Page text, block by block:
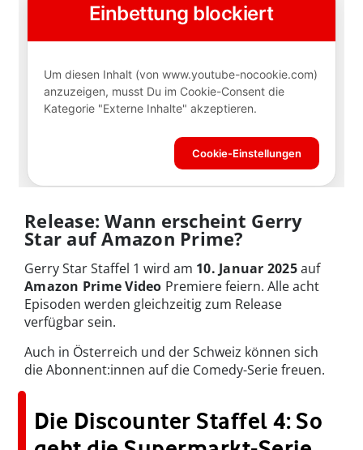
Release: Wann erscheint Gerry
Star auf Amazon Prime?
Gerry Star Staffel 1 wird am 10. Januar 2025auf
Amazon Prime Video Premiere feiern. Alle acht
Episoden werden gleichzeitig zum Release
verfügbar sein.
Auch in Österreich und der Schweiz können sich
die Abonnent:innen auf die Comedy-Serie freuen.
Die Discounter Staffel 4: So